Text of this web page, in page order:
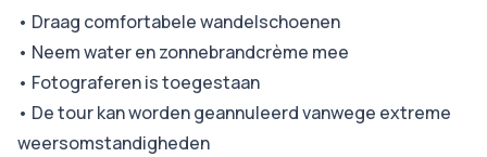
• Draag comfortabele wandelschoenen
• Neem water en zonnebrandcrème mee
• Fotograferen is toegestaan
• De tour kan worden geannuleerd vanwege extreme
weersomstandigheden